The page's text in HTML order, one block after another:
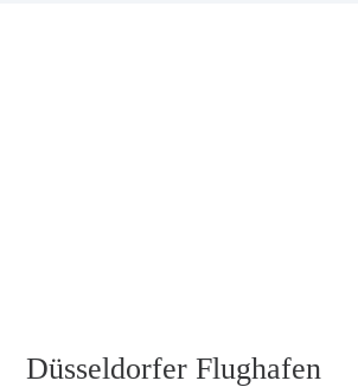
Düsseldorfer Flughafen